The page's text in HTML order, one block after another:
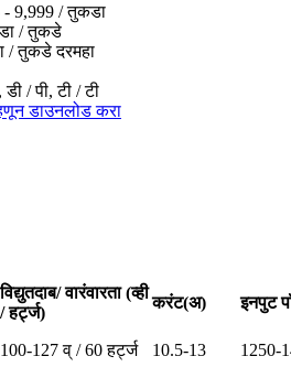
9,999 / तुकडा
/ तुकडे
/ तुकडे दरमहा
/ पी, टी / टी
डाउनलोड करा
विद्युतदाब/ वारंवारता(व्ही
/ हर्ट्ज)
करंट(अ) इनपुट
100-127 व् / 60 हर्ट्ज 10.5-13 1250-